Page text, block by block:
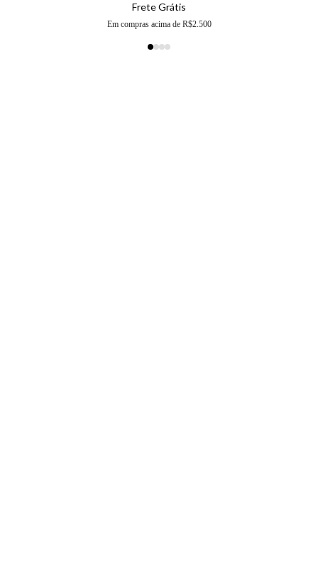
Frete Grátis
Em compras acima de R$2.500